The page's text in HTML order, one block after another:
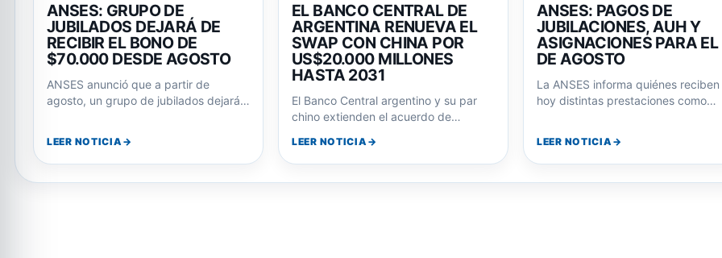
ANSES: GRUPO DE
JUBILADOS DEJARÁ DE
RECIBIR EL BONO DE
$70.000 DESDE AGOSTO
ANSES anunció que a partir de
agosto, un grupo de jubilados dejará
LEER NOTICIA
EL BANCO CENTRAL DE
ARGENTINA RENUEVA EL
SWAP CON CHINA POR
US$20.000 MILLONES
HASTA 2031
El Banco Central argentino y su par
chino extienden el acuerdo de
su duración…
LEER NOTICIA
ANSES: PAGOS DE
JUBILACIONES, AUH Y
ASIGNACIONES PARA
DE AGOSTO
La ANSES informa quiénes reciben
hoy distintas prestaciones como
LEER NOTICIA